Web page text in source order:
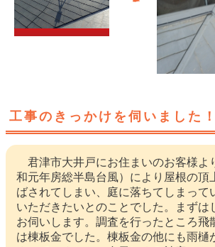
工事のきっかけを伺いました！
君津市大井戸にお住まいのお客様よ
和元年房総半島台風）により屋根の頂
ばされてしまい、庭に落ちてしまって
いただきたいとのことでした。まずは
お伺いします。調査を行ったところ飛
は棟板金でした。棟板金の他にも雨樋